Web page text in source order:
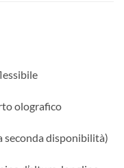
olografico
seconda disponibilità)